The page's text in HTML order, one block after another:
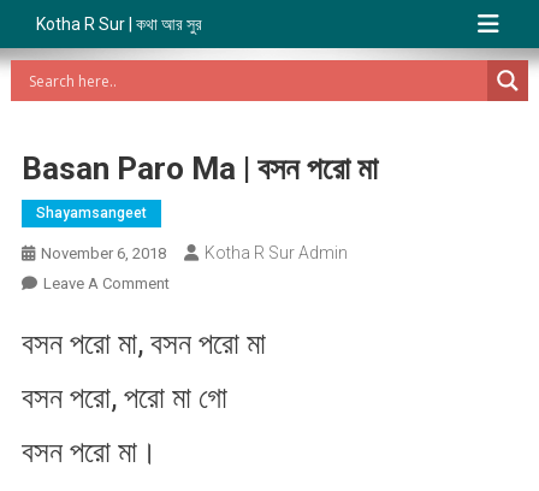
Kotha R Sur | কথা আর সুর
Basan Paro Ma | বসন পরো মা
Shayamsangeet
November 6, 2018 Kotha R Sur Admin
Leave A CommentOn
Paro
বসন পরো মা, বসন পরো মা
বসন পরো, পরো মা গো
বসন পরো মা।